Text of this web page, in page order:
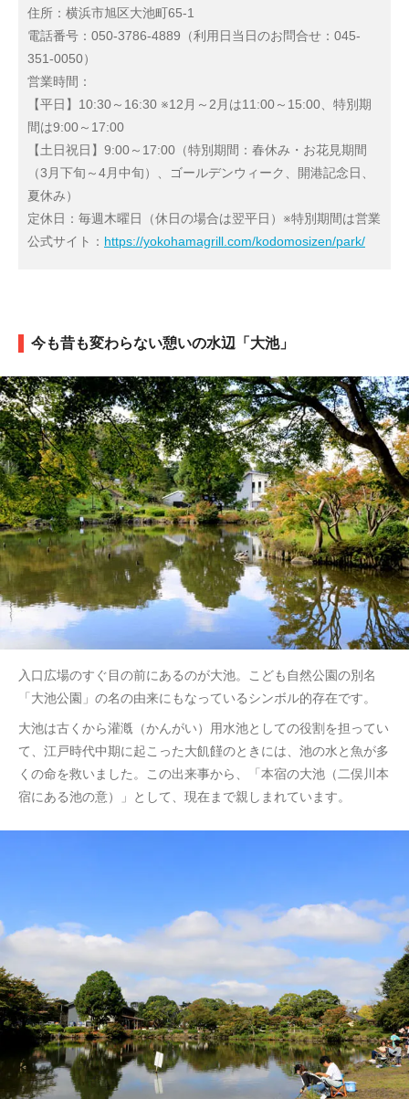
住所：横浜市旭区大池町65-1
電話番号：050-3786-4889（利用日当日のお問合せ：045-
351-0050）
営業時間：
【平日】10:30～16:30 ※12月～2月は11:00～15:00、特別期
間は9:00～17:00
【土日祝日】9:00～17:00（特別期間：春休み・お花見期間
（3月下旬～4月中旬）、ゴールデンウィーク、開港記念日、
夏休み）
定休日：毎週木曜日（休日の場合は翌平日）※特別期間は営業
公式サイト： https://yokohamagrill.com/kodomosizen/park/
今も昔も変わらない憩いの水辺「大池」
入口広場のすぐ目の前にあるのが大池。こども自然公園の別名
「大池公園」の名の由来にもなっているシンボル的存在です。
大池は古くから灌漑（かんがい）用水池としての役割を担ってい
て、江戸時代中期に起こった大飢饉のときには、池の水と魚が多
くの命を救いました。この出来事から、「本宿の大池（二俣川本
宿にある池の意）」として、現在まで親しまれています。